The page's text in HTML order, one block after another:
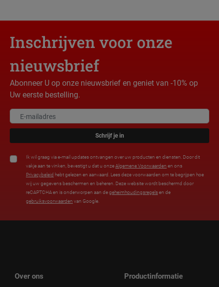
Inschrijven voor onze
nieuwsbrief
Abonneer U op onze nieuwsbrief en geniet van -10% op
Uw eerste bestelling.
Schrijf je in
Ik wil graag via e-mail updates ontvangen over uw producten en diensten. Door dit
vakje aan te vinken, bevestigt u dat u onzeAlgemene Voorwaarden en ons
Privacybeleid hebt gelezen en aanvaard. Lees deze voorwaarden om te begrijpen hoe
wij uw gegevens beschermen en beheren. Deze website wordt beschermd door
reCAPTCHA en is onderworpen aan degeheimhoudingsregelsen de
gebruiksvoorwaarden van Google.
Over ons Productinformatie